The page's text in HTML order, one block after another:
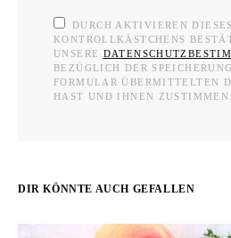
DURCH AKTIVIEREN DIESES
KONTROLLKÄSTCHENS
UNSERE
BEZÜGLICH DER
FORMULAR ÜBERMITTELTEN
HAST UND IHNEN ZUSTIMMEN.
DIR KÖNNTE AUCH GEFALLEN